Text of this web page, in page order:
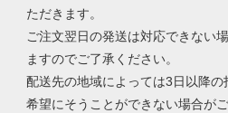
ただきます。
ご注文翌日の発送は対応できない
ますのでご了承ください。
配送先の地域によっては3日以降の
希望にそうことができない場合が